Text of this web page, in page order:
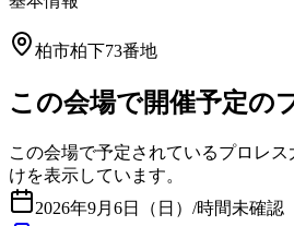
柏市柏下73番地
この会場で開催予定の
この会場で予定されているプロレ
けを表示しています。
2026年9月6日（日） /時間未確認